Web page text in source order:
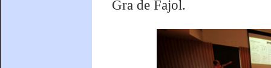
Gra de Fajol.